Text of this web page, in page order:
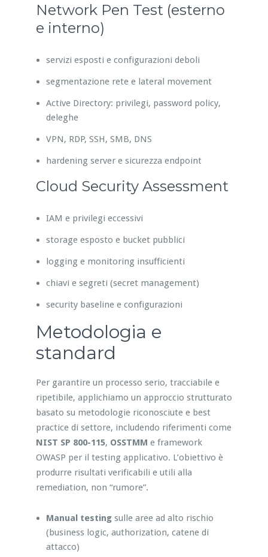
Network Pen Test (esterno
e interno)
servizi esposti e configurazioni deboli
segmentazione rete e lateral movement
Active Directory: privilegi, password policy,
deleghe
VPN, RDP, SSH, SMB, DNS
hardening server e sicurezza endpoint
Cloud Security Assessment
IAM e privilegi eccessivi
storage esposto e bucket pubblici
logging e monitoring insufficienti
chiavi e segreti (secret management)
security baseline e configurazioni
Metodologia e
standard
Per garantire un processo serio, tracciabile e
ripetibile, applichiamo un approccio strutturato
basato su metodologie riconosciute e best
practice di settore, includendo riferimenti come
NIST SP 800-115, OSSTMM e framework
OWASP per il testing applicativo. L’obiettivo è
produrre risultati verificabili e utili alla
remediation, non “rumore”.
Manual testingsulle aree ad alto rischio
(business logic, authorization, catene di
attacco)